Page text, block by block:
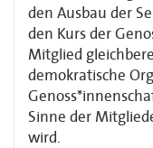
den Ausbau der
den Kurs der
Mitglied
demokratische
Sinne der
wird.